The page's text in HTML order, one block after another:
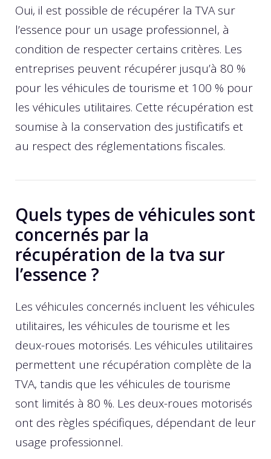
Oui, il est possible de récupérer la TVA sur
l’essence pour un usage professionnel, à
condition de respecter certains critères. Les
entreprises peuvent récupérer jusqu’à 80 %
pour les véhicules de tourisme et 100 % pour
les véhicules utilitaires. Cette récupération est
soumise à la conservation des justificatifs et
au respect des réglementations fiscales.
Quels types de véhicules sont
concernés par la
récupération de la tva sur
l’essence ?
Les véhicules concernés incluent les véhicules
utilitaires, les véhicules de tourisme et les
deux-roues motorisés. Les véhicules utilitaires
permettent une récupération complète de la
TVA, tandis que les véhicules de tourisme
sont limités à 80 %. Les deux-roues motorisés
ont des règles spécifiques, dépendant de leur
usage professionnel.